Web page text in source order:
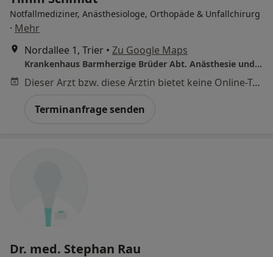
Notfallmediziner, Anästhesiologe, Orthopäde & Unfallchirurg
· Mehr
Nordallee 1, Trier • Zu Google Maps
Krankenhaus Barmherzige Brüder Abt. Anästhesie und Intensivmedizin
Dieser Arzt bzw. diese Ärztin bietet keine Online-Terminbuchung an diesem Standort an.
Terminanfrage senden
Dr. med. Stephan Rau